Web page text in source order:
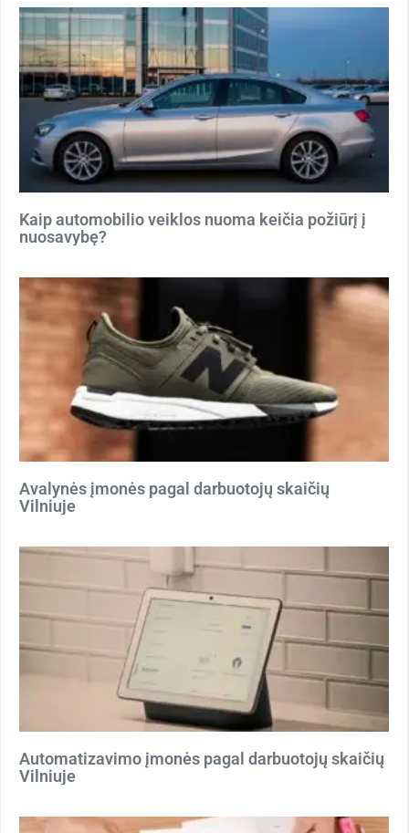
Kaip automobilio veiklos nuoma keičia požiūrį į
nuosavybę?
Avalynės įmonės pagal darbuotojų skaičių
Vilniuje
Automatizavimo įmonės pagal darbuotojų skaičių
Vilniuje